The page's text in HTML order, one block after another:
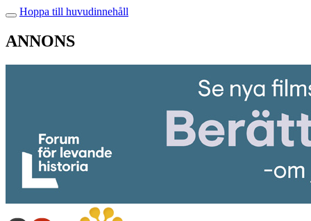
Hoppa till huvudinnehåll
ANNONS